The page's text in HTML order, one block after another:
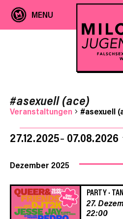
#asexuell (ace)
Veranstaltungen #asexuell
27.12.2025 07.08.2026
wählen.
Dezember 2025
PARTY·
27.
22:00